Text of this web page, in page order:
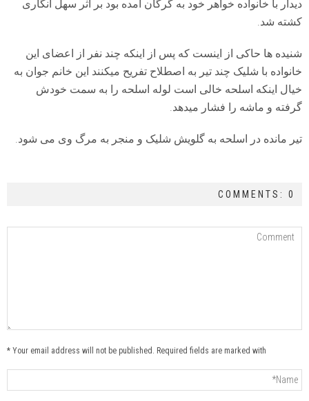
دیدار با خانواده خواهر خود به گرگان آمده بود بر اثر سهل انگاری
کشته شد.
شنیده ها حاکی از اینست که پس از اینکه چند نفر از اعضای این
خانواده با شلیک چند تیر به اصطلاح تفریح میکنند این خانم جوان به
خیال اینکه اسلحه خالی است لوله اسلحه را به سمت خودش
گرفته و ماشه را فشار میدهد.
تیر مانده در اسلحه به گلویش شلیک و منجر به مرگ وی می شود.
COMMENTS: 0
Your email address will not be published. Required fields are marked with *